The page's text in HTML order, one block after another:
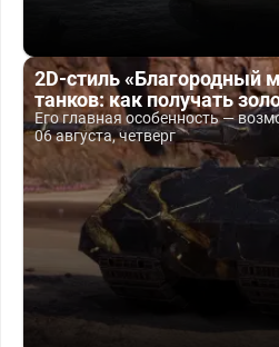
2D-стиль «Благородный
танков: как получать
Его главная особенность —
06 августа, четверг